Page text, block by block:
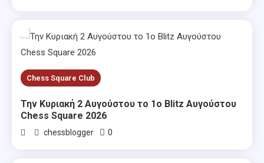
Chess Square Club
Την Κυριακή 2 Αυγούστου το 1ο Blitz Αυγούστου
Chess Square 2026
chessblogger 0